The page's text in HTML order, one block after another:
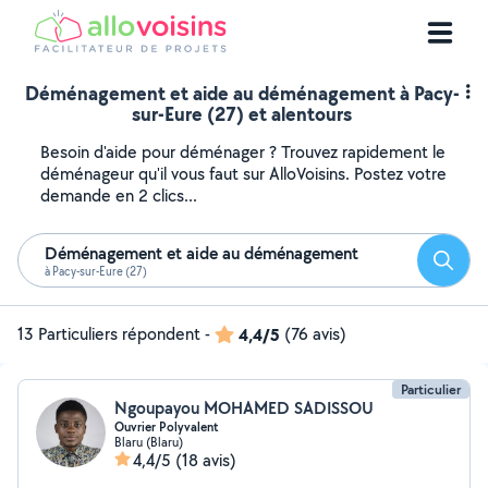
Déménagement et aide au déménagement à Pacy-
sur-Eure (27) et alentours
Besoin d'aide pour déménager ? Trouvez rapidement le
déménageur qu'il vous faut sur AlloVoisins. Postez votre
demande en 2 clics...
Déménagement et aide au déménagement
à Pacy-sur-Eure (27)
13 Particuliers répondent- 4,4/5 (76 avis)
Particulier
Ngoupayou MOHAMED SADISSOU
Ouvrier Polyvalent
Blaru (Blaru)
4,4/5 (18 avis)